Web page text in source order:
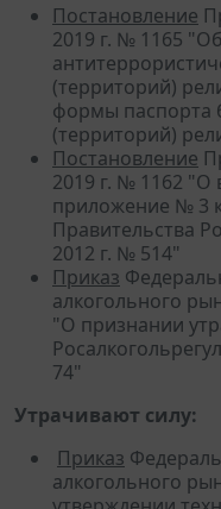
Постановление
2019 г. № 1165
(территорий)
формы паспорта
(территорий)
Постановление
2019 г. № 1162 "О
приложение № 3
Правительства
2012 г. № 514"
Приказ
алкогольного
"О признании
74"
Утрачивают силу:
Приказ
алкогольного